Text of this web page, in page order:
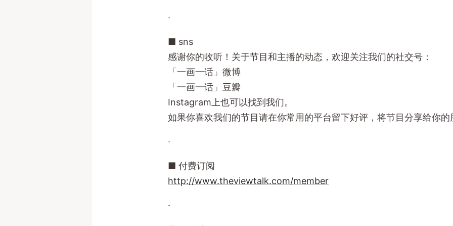
·
■ sns
感谢你的收听！关于节目和主播的动态，欢迎关注我们的社交号：
「一画一话」微博
「一画一话」豆瓣
Instagram上也可以找到我们。
如果你喜欢我们的节目请在你常用的平台留下好评，将节目分享给你的
·
■ 付费订阅
http://www.theviewtalk.com/member
·